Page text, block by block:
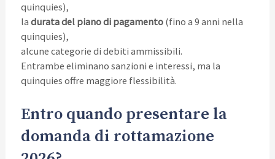
quinquies),
la durata del piano di pagamento(fino a 9 anni nella
quinquies),
alcune categorie di debiti ammissibili.
Entrambe eliminano sanzioni e interessi, ma la
quinquies offre maggiore flessibilità.
Entro quando presentare la
domanda di rottamazione